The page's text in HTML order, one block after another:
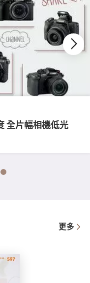
全片幅相機低光
4
更多